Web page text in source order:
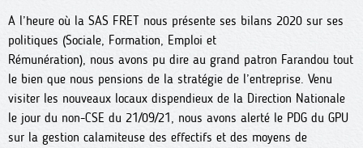
A l’heure où la SAS FRET nous présente ses bilans 2020 sur ses
politiques (Sociale, Formation, Emploi et
Rémunération), nous avons pu dire au grand patron Farandou tout
le bien que nous pensions de la stratégie de l’entreprise. Venu
visiter les nouveaux locaux dispendieux de la Direction Nationale
le jour du non-CSE du 21/09/21, nous avons alerté le PDG du GPU
sur la gestion calamiteuse des effectifs et des moyens de